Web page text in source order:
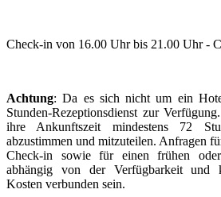
Check-in von 16.00 Uhr bis 21.00 Uhr -
Achtung: Da es sich nicht um ein
Stunden-Rezeptionsdienst zur
ihre Ankunftszeit mindestens 72
abzustimmen und mitzuteilen. Anfragen
Check-in sowie für einen frühen
abhängig von der Verfügbarkeit und
Kosten verbunden sein.